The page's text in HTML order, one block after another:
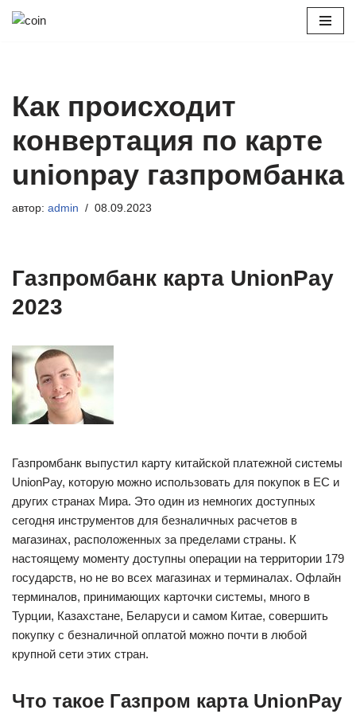
Как происходит
конвертация по карте
unionpay газпромбанка
автор: admin 08.09.2023
Газпромбанк карта UnionPay
2023
Газпромбанк выпустил карту китайской платежной системы
UnionPay, которую можно использовать для покупок в ЕС и
других странах Мира. Это один из немногих доступных
сегодня инструментов для безналичных расчетов в
магазинах, расположенных за пределами страны. К
настоящему моменту доступны операции на территории 179
государств, но не во всех магазинах и терминалах. Офлайн
терминалов, принимающих карточки системы, много в
Турции, Казахстане, Беларуси и самом Китае, совершить
покупку с безналичной оплатой можно почти в любой
крупной сети этих стран.
Что такое Газпром карта UnionPay